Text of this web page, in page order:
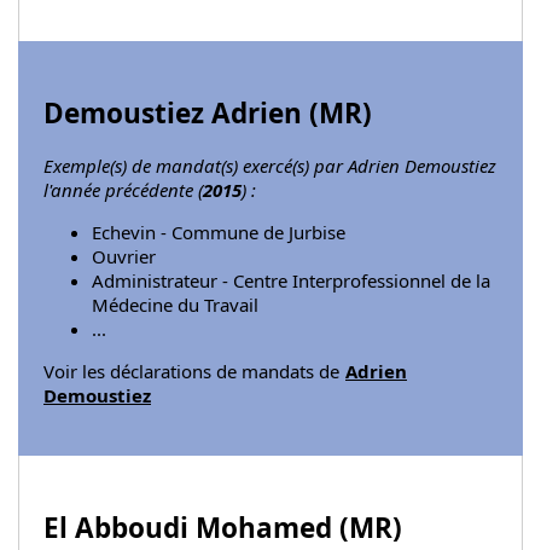
Demoustiez Adrien (MR)
Exemple(s) de mandat(s) exercé(s) par Adrien Demoustiez
l'année précédente (2015) :
Echevin - Commune de Jurbise
Ouvrier
Administrateur - Centre Interprofessionnel de la
Médecine du Travail
...
Voir les déclarations de mandats de Adrien
Demoustiez
El Abboudi Mohamed (MR)